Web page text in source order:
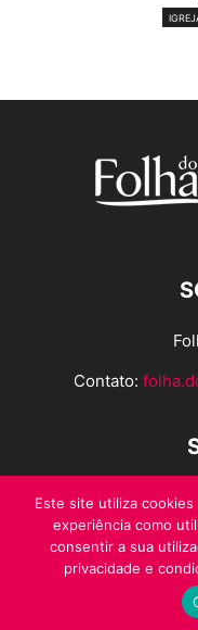
Contato:
© Folha do Domingo
Este site utiliza
experiência como
consentir a sua
privacidade e